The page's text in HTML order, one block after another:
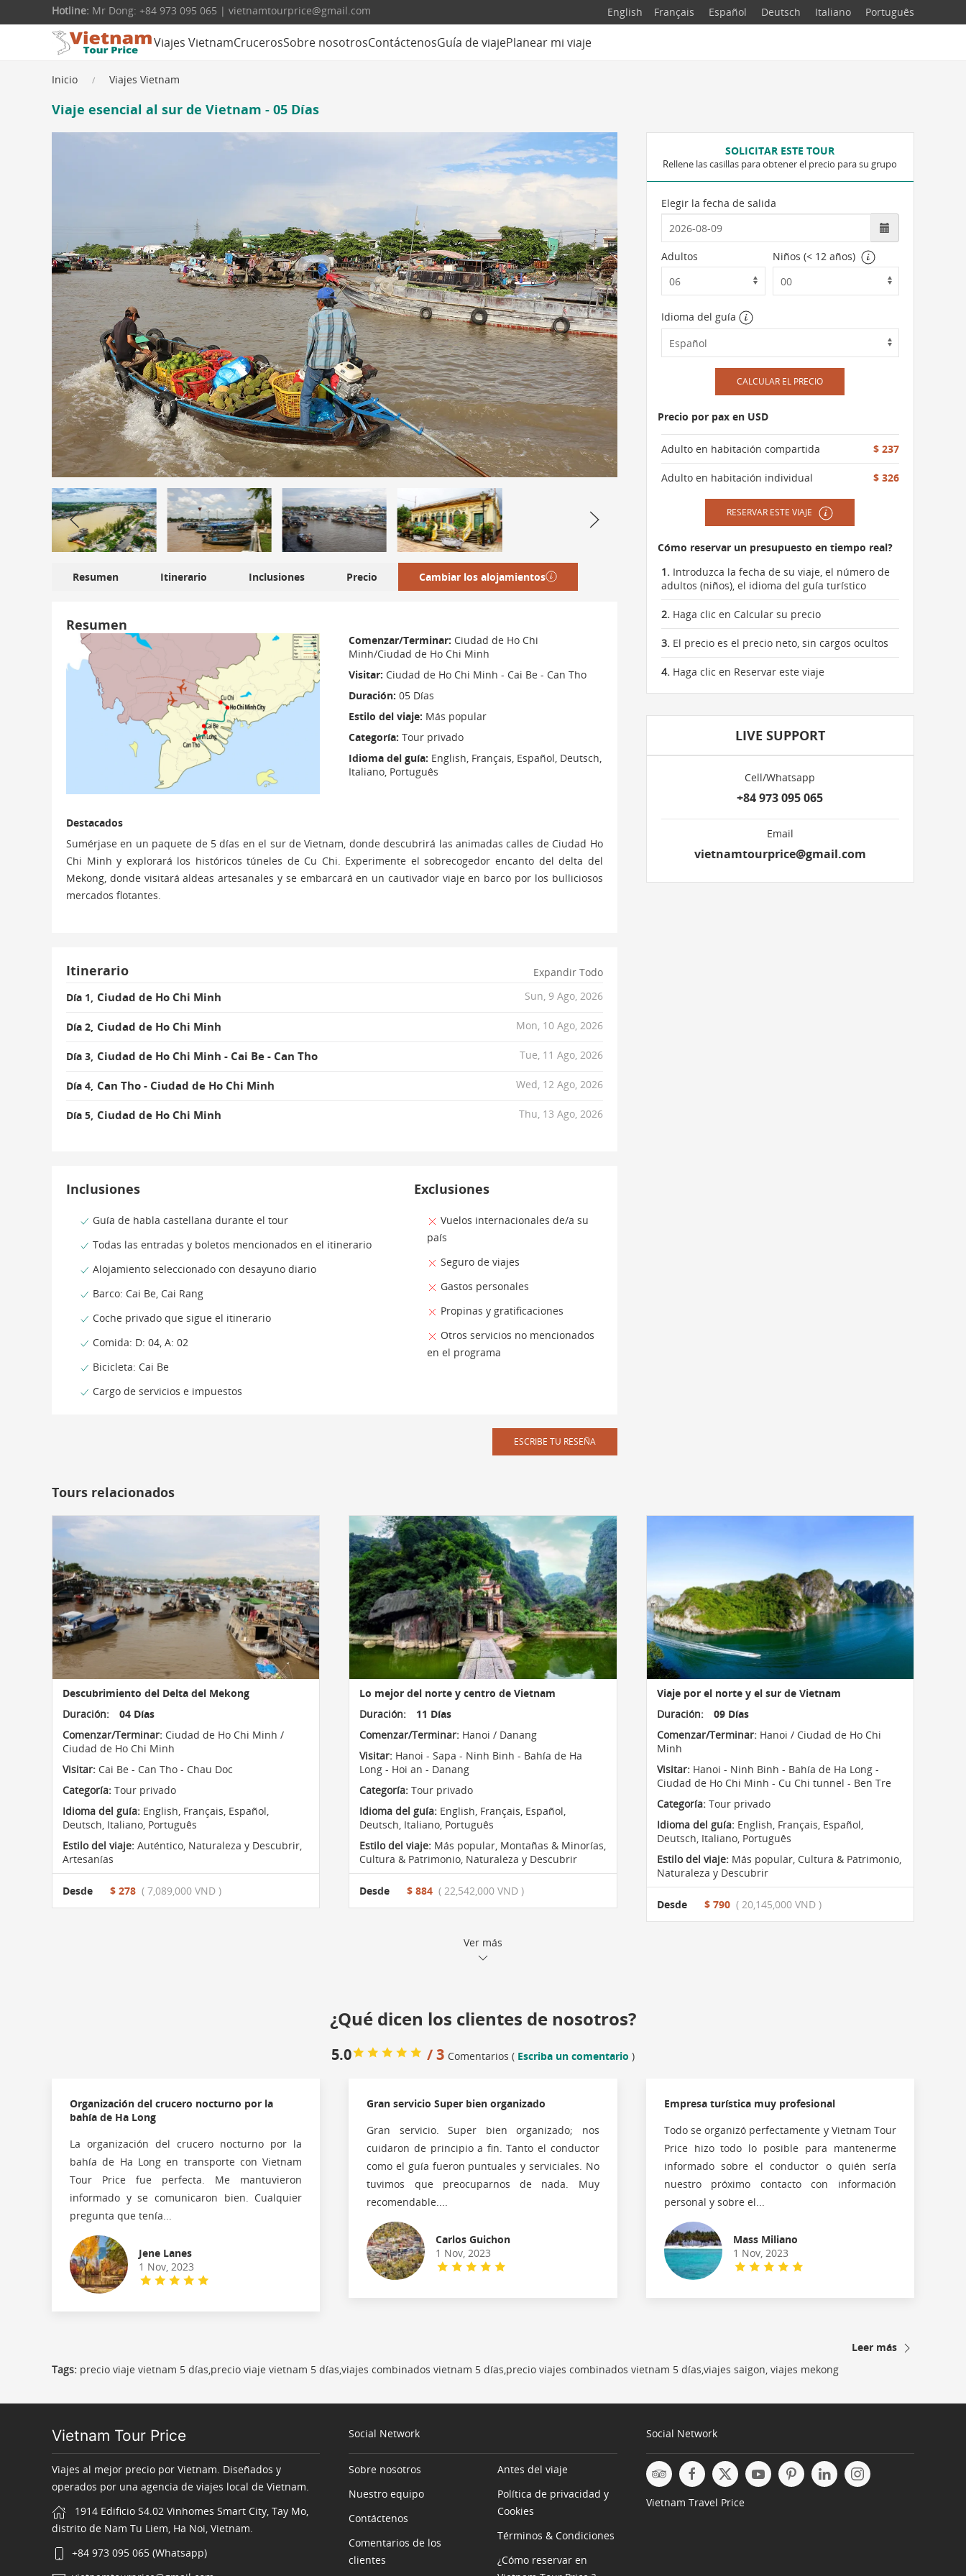
Hotline: Mr Dong: +84 973 095 065 | vietnamtourprice@gmail.com English Français Español Deutsch Italiano Português
Viajes VietnamCrucerosSobre nosotrosContáctenosGuía de viajePlanear mi viaje
Inicio Viajes Vietnam
Viaje esencial al sur de Vietnam - 05 Días
Resumen Itinerario Inclusiones Precio Cambiar los alojamientos
Resumen
Comenzar/Terminar: Ciudad de Ho Chi
Minh/Ciudad de Ho Chi Minh
Visitar: Ciudad de Ho Chi Minh - Cai Be - Can Tho
Duración: 05 Días
Estilo del viaje: Más popular
Categoría: Tour privado
Idioma del guía: English, Français, Español, Deutsch,
Italiano, Português
Destacados
Sumérjase en un paquete de 5 días en el sur de Vietnam, donde descubrirá las animadas calles de Ciudad Ho
Chi Minh y explorará los históricos túneles de Cu Chi. Experimente el sobrecogedor encanto del delta del
Mekong, donde visitará aldeas artesanales y se embarcará en un cautivador viaje en barco por los bulliciosos
mercados flotantes.
Itinerario
Expandir Todo
Día 1, Ciudad de Ho Chi Minh Sun, 9 Ago, 2026
Día 2, Ciudad de Ho Chi Minh Mon, 10 Ago, 2026
Día 3, Ciudad de Ho Chi Minh - Cai Be - Can Tho Tue, 11 Ago, 2026
Día 4, Can Tho - Ciudad de Ho Chi Minh Wed, 12 Ago, 2026
Día 5, Ciudad de Ho Chi Minh Thu, 13 Ago, 2026
Inclusiones
Guía de habla castellana durante el tour
Todas las entradas y boletos mencionados en el itinerario
Alojamiento seleccionado con desayuno diario
Barco: Cai Be, Cai Rang
Coche privado que sigue el itinerario
Comida: D: 04, A: 02
Bicicleta: Cai Be
Cargo de servicios e impuestos
Exclusiones
Vuelos internacionales de/a su
país
Seguro de viajes
Gastos personales
Propinas y gratificaciones
Otros servicios no mencionados
en el programa
ESCRIBE TU RESEÑA
SOLICITAR ESTE TOUR
Rellene las casillas para obtener el precio para su grupo
Elegir la fecha de salida
Adultos Niños (< 12 años)
Idioma del guía
CALCULAR EL PRECIO
Precio por pax en USD
Adulto en habitación compartida $ 237
Adulto en habitación individual $ 326
RESERVAR ESTE VIAJE
Cómo reservar un presupuesto en tiempo real?
1.Introduzca la fecha de su viaje, el número de
adultos (niños), el idioma del guía turístico
2.Haga clic en Calcular su precio
3.El precio es el precio neto, sin cargos ocultos
4.Haga clic en Reservar este viaje
LIVE SUPPORT
Cell/Whatsapp
+84 973 095 065
Email
vietnamtourprice@gmail.com
Tours relacionados
Descubrimiento del Delta del Mekong
Duración:
04 Días
Comenzar/Terminar: Ciudad de Ho Chi Minh /
Ciudad de Ho Chi Minh
Visitar: Cai Be - Can Tho - Chau Doc
Categoría: Tour privado
Idioma del guía: English, Français, Español,
Deutsch, Italiano, Português
Estilo del viaje: Auténtico, Naturaleza y Descubrir,
Artesanías
Desde $ 278 ( 7,089,000 VND )
Lo mejor del norte y centro de Vietnam
Duración:
11 Días
Comenzar/Terminar: Hanoi / Danang
Visitar: Hanoi - Sapa - Ninh Binh - Bahía de Ha
Long - Hoi an - Danang
Categoría: Tour privado
Idioma del guía: English, Français, Español,
Deutsch, Italiano, Português
Estilo del viaje: Más popular, Montañas & Minorías,
Cultura & Patrimonio, Naturaleza y Descubrir
Desde $ 884 ( 22,542,000 VND )
Viaje por el norte y el sur de Vietnam
Duración:
09 Días
Comenzar/Terminar:Hanoi / Ciudad de Ho Chi
Minh
Visitar:Hanoi - Ninh Binh - Bahía de Ha Long -
Ciudad de Ho Chi Minh - Cu Chi tunnel - Ben Tre
Categoría:Tour privado
Idioma del guía:English, Français, Español,
Deutsch, Italiano, Português
Estilo del viaje:Más popular,Cultura & Patrimonio,
Naturaleza y Descubrir
Desde $ 790 ( 20,145,000 VND )
Ver más
¿Qué dicen los clientes de nosotros?
5.0 / 3 Comentarios ( Escriba un comentario )
Organización del crucero nocturno por la
bahía de Ha Long
La organización del crucero nocturno por la
bahía de Ha Long en transporte con Vietnam
Tour Price fue perfecta. Me mantuvieron
informado y se comunicaron bien. Cualquier
pregunta que tenía...
Jene Lanes
1 Nov, 2023
Gran servicio Super bien organizado
Gran servicio. Super bien organizado; nos
cuidaron de principio a fin. Tanto el conductor
como el guía fueron puntuales y serviciales. No
tuvimos que preocuparnos de nada. Muy
recomendable....
Carlos Guichon
1 Nov, 2023
Empresa turística muy profesional
Todo se organizó perfectamente y Vietnam Tour
Price hizo todo lo posible para mantenerme
informado sobre el conductor o quién sería
nuestro próximo contacto con información
personal y sobre el...
Mass Miliano
1 Nov, 2023
Leer más
Tags: precio viaje vietnam 5 días,precio viaje vietnam 5 días,viajes combinados vietnam 5 días,precio viajes combinados vietnam 5 días,viajes saigon, viajes mekong
Vietnam Tour Price
Viajes al mejor precio por Vietnam. Diseñados y
operados por una agencia de viajes local de Vietnam.
1914 Edificio S4.02 Vinhomes Smart City, Tay Mo,
distrito de Nam Tu Liem, Ha Noi, Vietnam.
+84 973 095 065 (Whatsapp)
Social Network
Sobre nosotros
Nuestro equipo
Contáctenos
Comentarios de los
clientes
Antes del viaje
Política de privacidad y
Cookies
Términos & Condiciones
¿Cómo reservar en
Social Network
Vietnam Travel Price